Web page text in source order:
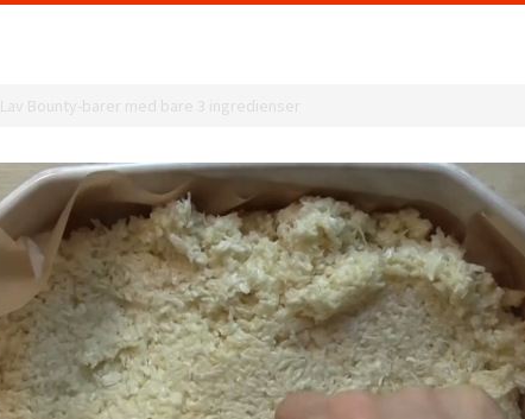
Lav Bounty-barer med bare 3 ingredienser